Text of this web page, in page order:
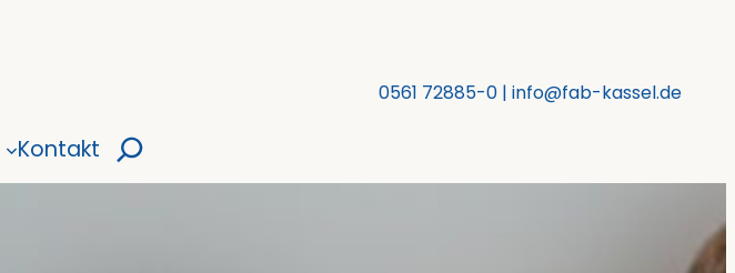
0561 72885-0 | info@fab-kassel.de
Kontakt Suchen